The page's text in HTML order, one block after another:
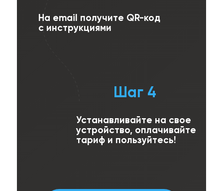
На email получите QR-код
с инструкциями
Устанавливайте на свое
устройство, оплачивайте
тариф и пользуйтесь!
Шаг 4